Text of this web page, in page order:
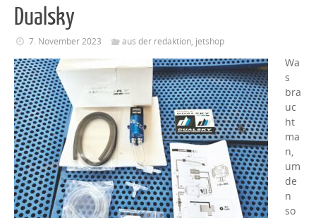
Dualsky
7. November 2023 aus der redaktion, jetshop
Wa
s
bra
uc
ht
ma
n,
um
de
n
so